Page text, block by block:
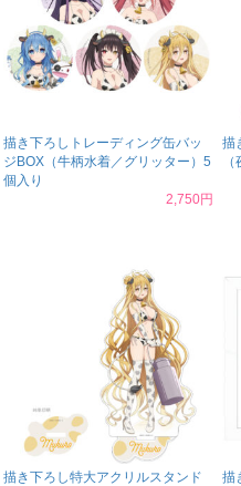
描き下ろしトレーディング缶バッ
ジBOX（牛柄水着／グリッター）5
個入り
2,750円
描
描き下ろし特大アクリルスタンド
描